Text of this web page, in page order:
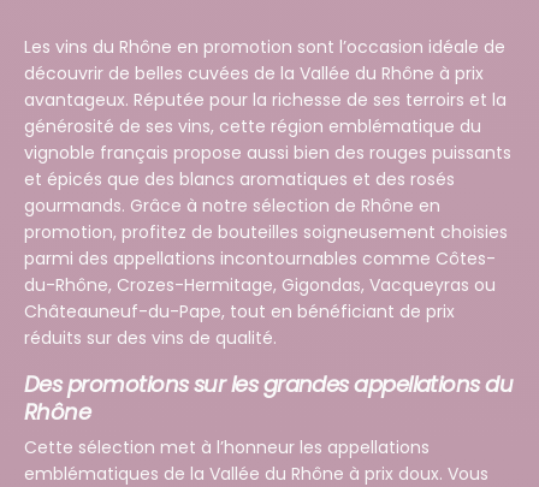
Les vins du Rhône en promotion sont l’occasion idéale de
découvrir de belles cuvées de la Vallée du Rhône à prix
avantageux. Réputée pour la richesse de ses terroirs et la
générosité de ses vins, cette région emblématique du
vignoble français propose aussi bien des rouges puissants
et épicés que des blancs aromatiques et des rosés
gourmands. Grâce à notre sélection de Rhône en
promotion, profitez de bouteilles soigneusement choisies
parmi des appellations incontournables comme Côtes-
du-Rhône, Crozes-Hermitage, Gigondas, Vacqueyras ou
Châteauneuf-du-Pape, tout en bénéficiant de prix
réduits sur des vins de qualité.
Des promotions sur les grandes appellations du
Rhône
Cette sélection met à l’honneur les appellations
emblématiques de la Vallée du Rhône à prix doux. Vous